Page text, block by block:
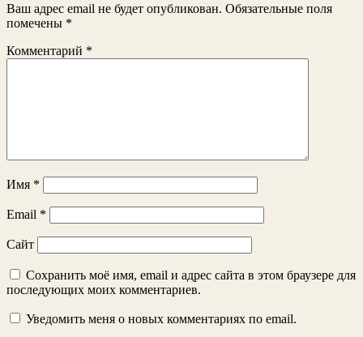
Ваш адрес email не будет опубликован. Обязательные поля
помечены *
Комментарий *
Имя *
Email *
Сайт
Сохранить моё имя, email и адрес сайта в этом браузере для
последующих моих комментариев.
Уведомить меня о новых комментариях по email.